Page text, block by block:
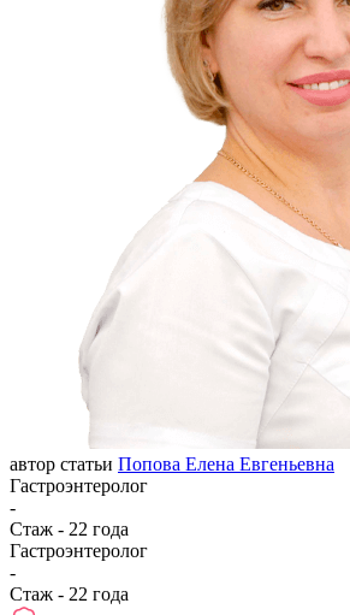
автор статьи Попова Елена Евгеньевна
Гастроэнтеролог
-
Стаж - 22 года
Гастроэнтеролог
-
Стаж - 22 года